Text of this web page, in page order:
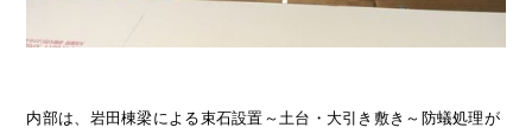
内部は、岩田棟梁による束石設置～土台・大引き敷き～防蟻処理が